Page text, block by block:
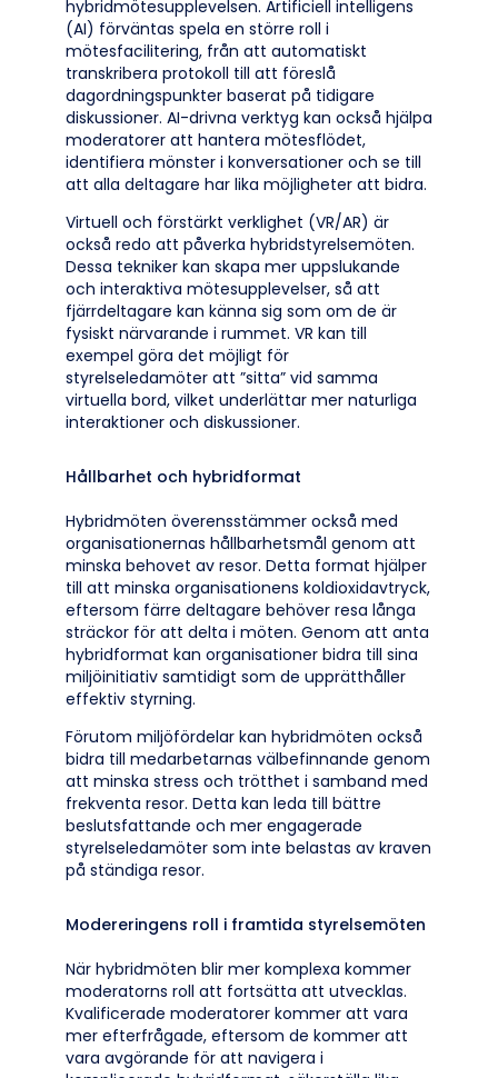
hybridmötesupplevelsen. Artificiell intelligens
(AI) förväntas spela en större roll i
mötesfacilitering, från att automatiskt
transkribera protokoll till att föreslå
dagordningspunkter baserat på tidigare
diskussioner. AI-drivna verktyg kan också hjälpa
moderatorer att hantera mötesflödet,
identifiera mönster i konversationer och se till
att alla deltagare har lika möjligheter att bidra.
Virtuell och förstärkt verklighet (VR/AR) är
också redo att påverka hybridstyrelsemöten.
Dessa tekniker kan skapa mer uppslukande
och interaktiva mötesupplevelser, så att
fjärrdeltagare kan känna sig som om de är
fysiskt närvarande i rummet. VR kan till
exempel göra det möjligt för
styrelseledamöter att ”sitta” vid samma
virtuella bord, vilket underlättar mer naturliga
interaktioner och diskussioner.
Hållbarhet och hybridformat
Hybridmöten överensstämmer också med
organisationernas hållbarhetsmål genom att
minska behovet av resor. Detta format hjälper
till att minska organisationens koldioxidavtryck,
eftersom färre deltagare behöver resa långa
sträckor för att delta i möten. Genom att anta
hybridformat kan organisationer bidra till sina
miljöinitiativ samtidigt som de upprätthåller
effektiv styrning.
Förutom miljöfördelar kan hybridmöten också
bidra till medarbetarnas välbefinnande genom
att minska stress och trötthet i samband med
frekventa resor. Detta kan leda till bättre
beslutsfattande och mer engagerade
styrelseledamöter som inte belastas av kraven
på ständiga resor.
Modereringens roll i framtida styrelsemöten
När hybridmöten blir mer komplexa kommer
moderatorns roll att fortsätta att utvecklas.
Kvalificerade moderatorer kommer att vara
mer efterfrågade, eftersom de kommer att
vara avgörande för att navigera i